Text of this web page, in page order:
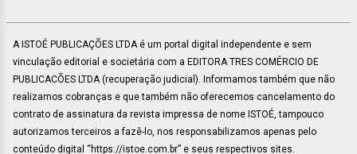
A ISTOÉ PUBLICAÇÕES LTDA é um portal digital independente e sem
vinculação editorial e societária com a EDITORA TRES COMÉRCIO DE
PUBLICACÕES LTDA (recuperação judicial). Informamos também que não
realizamos cobranças e que também não oferecemos cancelamento do
contrato de assinatura da revista impressa de nome ISTOÉ, tampouco
autorizamos terceiros a fazê-lo, nos responsabilizamos apenas pelo
conteúdo digital “https://istoe.com.br” e seus respectivos sites.